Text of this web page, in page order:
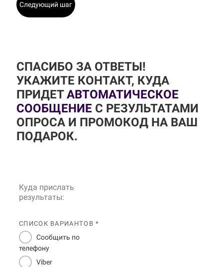
Следующий шаг
СПАСИБО ЗА ОТВЕТЫ!
УКАЖИТЕ КОНТАКТ, КУДА
ПРИДЕТАВТОМАТИЧЕСКОЕ
СООБЩЕНИЕ С РЕЗУЛЬТАТАМИ
ОПРОСА И ПРОМОКОД НА ВАШ
ПОДАРОК.
Куда прислать
результаты:
СПИСОК ВАРИАНТОВ *
Сообщить по
телефону
Viber